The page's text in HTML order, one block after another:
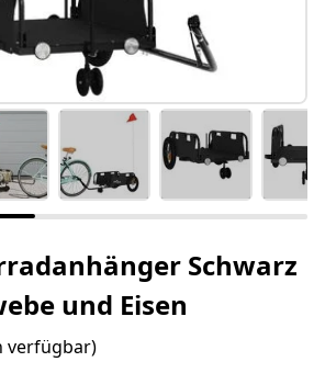
Schwarz
und Eisen
verfügbar)